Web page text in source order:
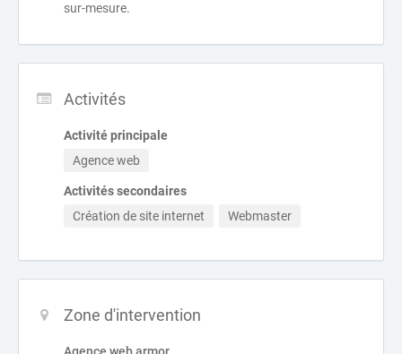
sur-mesure.
Activités
Activité principale
Agence web
Activités secondaires
Création de site internet
Webmaster
Zone d'intervention